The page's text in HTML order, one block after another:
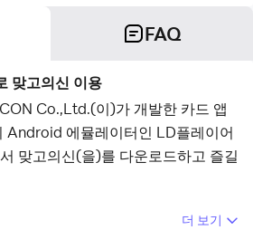
FAQ
맞고의신 이용
Co.,Ltd.(이)가 개발한 카드 앱
Android 에뮬레이터인 LD플레이어
맞고의신(을)를 다운로드하고 즐길
을)를 실행하면 보다 큰 화면에서 이
더 보기